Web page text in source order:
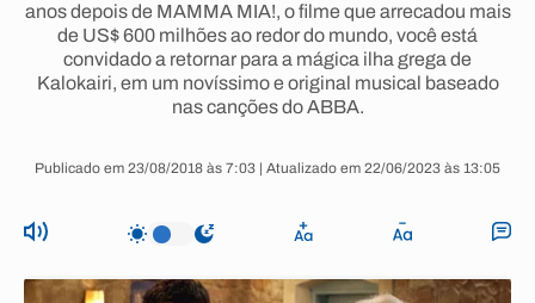
anos depois de MAMMA MIA!, o filme que arrecadou mais
de US$ 600 milhões ao redor do mundo, você está
convidado a retornar para a mágica ilha grega de
Kalokairi, em um novíssimo e original musical baseado
nas canções do ABBA.
Publicado em 23/08/2018 às 7:03 | Atualizado em 22/06/2023 às 13:05